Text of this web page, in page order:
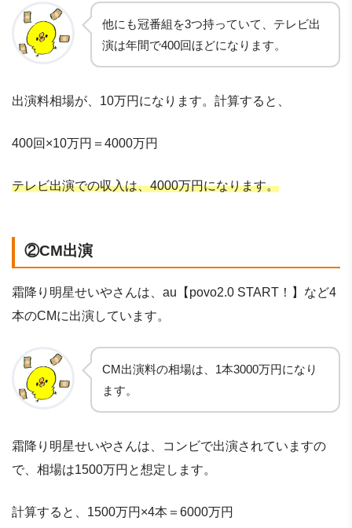
他にも冠番組を3つ持っていて、テレビ出
演は年間で400回ほどになります。
出演料相場が、10万円になります。計算すると、
400回×10万円＝4000万円
テレビ出演での収入は、4000万円になります。
②CM出演
霜降り明星せいやさんは、au【povo2.0 START！】など4
本のCMに出演しています。
CM出演料の相場は、1本3000万円になり
ます。
霜降り明星せいやさんは、コンビで出演されていますの
で、相場は1500万円と想定します。
計算すると、1500万円×4本＝6000万円